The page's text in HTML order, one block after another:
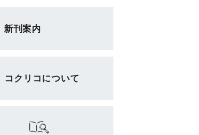
新刊案内
コクリコについて